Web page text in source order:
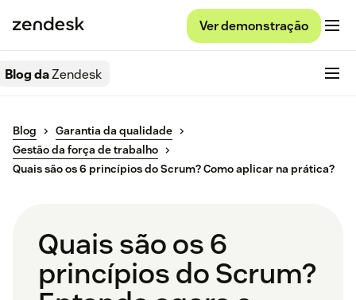
Ver demonstração
Blog daZendesk
Blog
Garantia da qualidade
Gestão da força de trabalho
Quais são os 6 princípios do Scrum? Como aplicar na prática?
Quais são os 6
princípios do Scrum?